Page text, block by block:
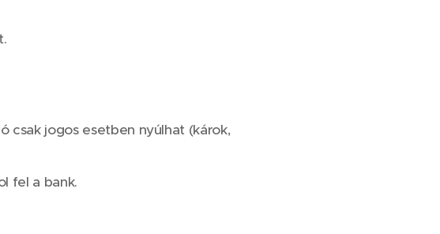
csak jogos esetben nyúlhat (károk,
fel a bank.